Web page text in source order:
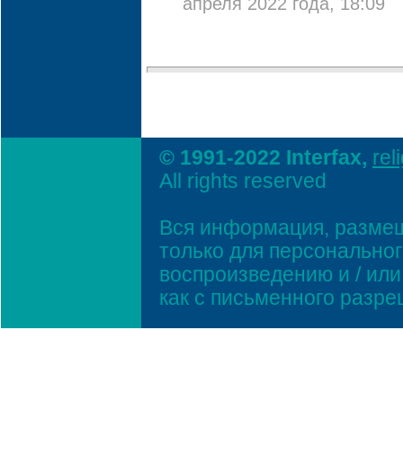
апреля 2022 года, 18:09
© 1991-2022 Interfax,
All rights reserved
Вся информация,
только для
воспроизведению и /
как с письменного